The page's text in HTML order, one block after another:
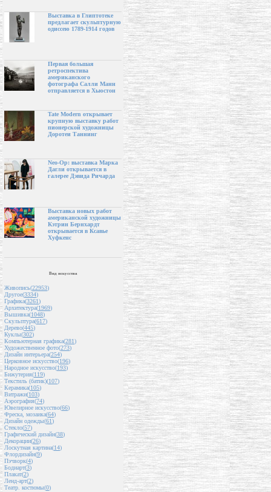
Выставка в Глиптотеке
предлагает скульптурную
одиссею 1789-1914 годов
Первая большая
ретроспектива
американского
фотографа Салли Манн
отправляется в Хьюстон
Tate Modern открывает
крупную выставку работ
пионерской художницы
Доротеи Таннинг
Neo-Op: выставка Марка
Дагли открывается в
галерее Дэвида Ричарда
Выставка новых работ
американской художницы
Кэтрин Бернхардт
открывается в Ксавье
Хуфкенс
Вид искусства
Живопись(22953)
Другое(3334)
Графика(3261)
Архитектура(1969)
Вышивка(1048)
Скульптура(617)
Дерево(445)
Куклы(302)
Компьютерная графика(281)
Художественное фото(273)
Дизайн интерьера(254)
Церковное искусство(196)
Народное искусство(193)
Бижутерия(119)
Текстиль (батик)(107)
Керамика(105)
Витражи(103)
Аэрография(74)
Ювелирное искусство(66)
Фреска, мозаика(64)
Дизайн одежды(61)
Стекло(57)
Графический дизайн(38)
Декорации(26)
Лоскутная картина(14)
Флордизайн(9)
Пэчворк(4)
Бодиарт(3)
Плакат(2)
Ленд-арт(2)
Театр. костюмы(0)